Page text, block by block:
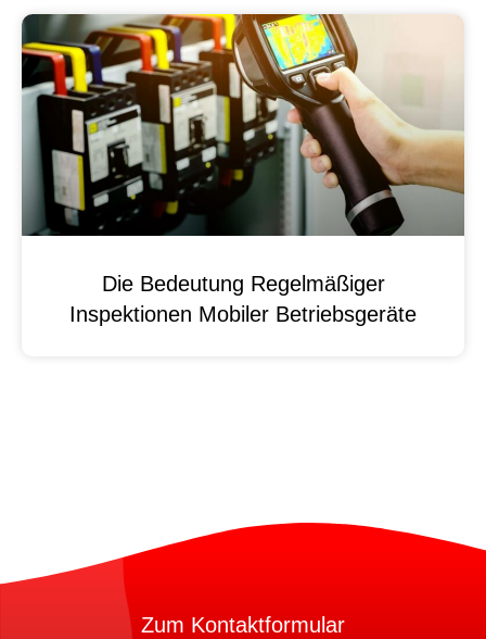
Die Bedeutung Regelmäßiger
Inspektionen Mobiler Betriebsgeräte
Zum Kontaktformular